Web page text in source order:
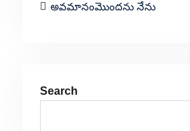
అవమానంమొందను నేను
Search